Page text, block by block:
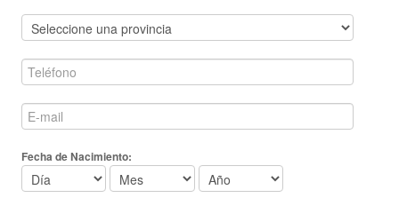
Fecha de Nacimiento: